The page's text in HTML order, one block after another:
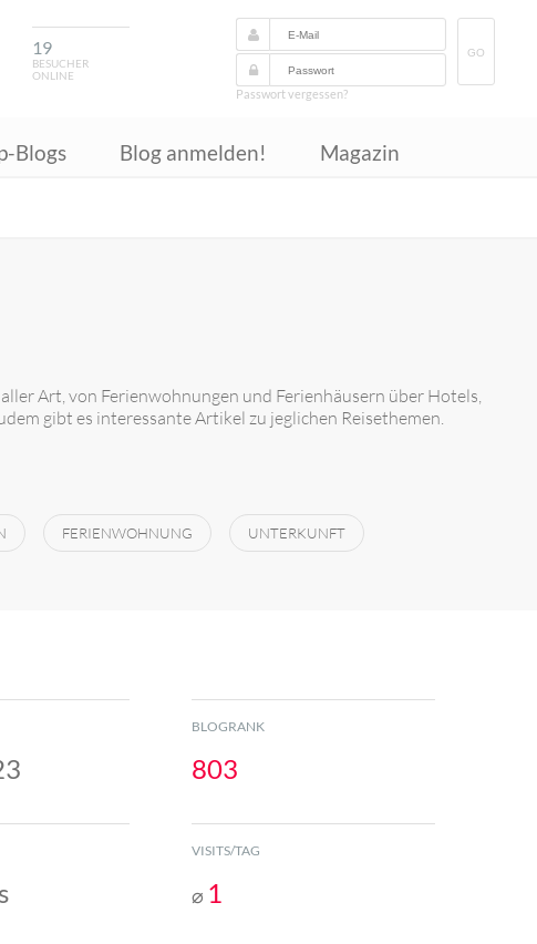
19
BESUCHER
ONLINE
GO
Passwort vergessen?
Blogs Blog anmelden! Magazin
Art, von Ferienwohnungen und Ferienhäusern über Hotels,
gibt es interessante Artikel zu jeglichen Reisethemen.
FERIENWOHNUNG UNTERKUNFT
BLOGRANK
803
VISITS/TAG
⌀ 1